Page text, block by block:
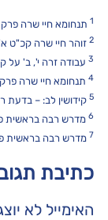
1תנחומא חיי שרה
2זוהר חיי שרה קכ"ט
3עבודה זרה י', ב' על
4תנחומא חיי שרה
5קידושין לב: – בדעת ר'
6מדרש רבה בראשית
7 מדרש רבה בראשית
כתיבת
האימייל לא